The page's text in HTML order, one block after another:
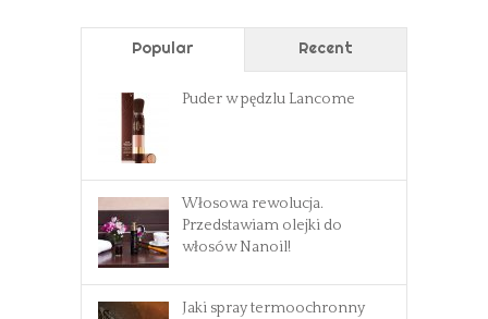
Popular Recent
Puder w pędzlu Lancome
Włosowa rewolucja.
Przedstawiam olejki do
włosów Nanoil!
Jaki spray termoochronny